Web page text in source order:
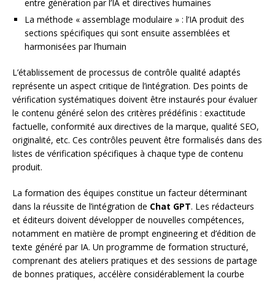
entre génération par l’IA et directives humaines
La méthode « assemblage modulaire » : l’IA produit des
sections spécifiques qui sont ensuite assemblées et
harmonisées par l’humain
L’établissement de processus de contrôle qualité adaptés
représente un aspect critique de l’intégration. Des points de
vérification systématiques doivent être instaurés pour évaluer
le contenu généré selon des critères prédéfinis : exactitude
factuelle, conformité aux directives de la marque, qualité SEO,
originalité, etc. Ces contrôles peuvent être formalisés dans des
listes de vérification spécifiques à chaque type de contenu
produit.
La formation des équipes constitue un facteur déterminant
dans la réussite de l’intégration de Chat GPT. Les rédacteurs
et éditeurs doivent développer de nouvelles compétences,
notamment en matière de prompt engineering et d’édition de
texte généré par IA. Un programme de formation structuré,
comprenant des ateliers pratiques et des sessions de partage
de bonnes pratiques, accélère considérablement la courbe